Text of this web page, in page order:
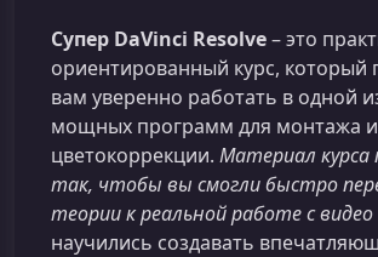
Супер DaVinci Resolve– это
ориентированный курс, который
вам уверенно работать в одной
мощных программ для монтажа и
цветокоррекции. Материал курса
так, чтобы вы смогли быстро
теории к реальной работе с видео
научились создавать